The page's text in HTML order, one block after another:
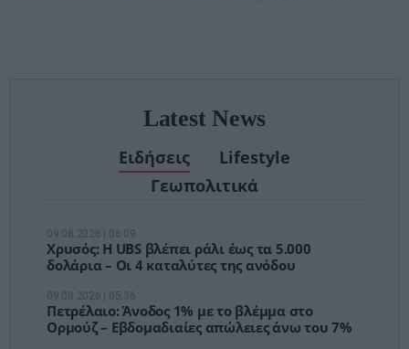
– Τέλος στις
Latest News
Ειδήσεις
Lifestyle
Γεωπολιτικά
Χρυσός: Η UBS βλέπει ράλι έως τα 5.000
δολάρια – Οι 4 καταλύτες της ανόδου
Πετρέλαιο: Άνοδος 1% με το βλέμμα στο
Ορμούζ – Εβδομαδιαίες απώλειες άνω του 7%